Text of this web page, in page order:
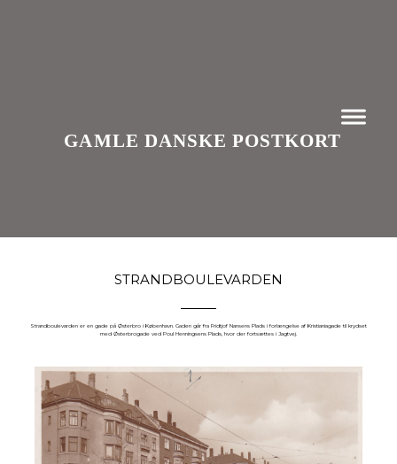
GAMLE DANSKE POSTKORT
STRANDBOULEVARDEN
Strandboulevarden er en gade på Østerbro i København. Gaden går fra Fridtjof Nansens Plads i forlængelse af Kristianiagade til krydset
med Østerbrogade ved Poul Henningsens Plads, hvor der fortsættes i Jagtvej.